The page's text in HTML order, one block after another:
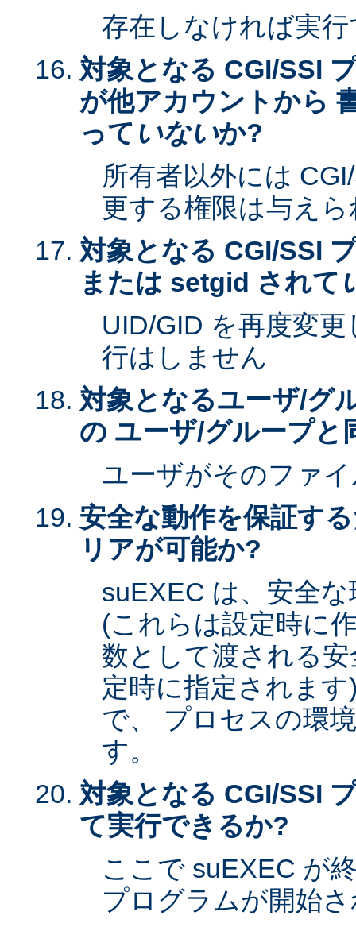
存在しなければ実
対象となる CGI/SSI
が他アカウントから
って いないか?
所有者以外には
更する権限は与え
対象となる CGI/SSI
または setgid されて
UID/GID を再度変
行はしません
対象となるユーザ/グ
の ユーザ/グループと
ユーザがそのファ
安全な動作を保証す
リアが可能か?
suEXEC は、安全
(これらは設定時に
数として渡される
定時に指定されま
で、 プロセスの環
す。
対象となる CGI/SSI
て実行できるか?
ここで suEXEC が
プログラムが開始